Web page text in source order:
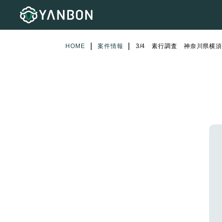
HOME 案件情報 3/4 素行調査 神奈川県横